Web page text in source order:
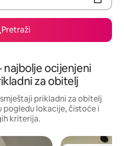
Pretraži
najbolje ocijenjeni
za obitelj
prikladni za obitelj
pogledu lokacije, čistoće i
kriterija.